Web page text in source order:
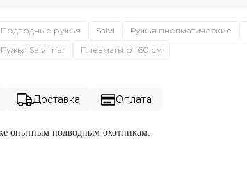
Подводные ружья Salvi Ружья пневматические
Ружья Salvimar
Пневматы от 60 см
Доставка Оплата
опытным подводным охотникам.